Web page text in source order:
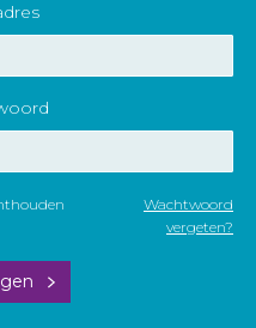
Wachtwoord
vergeten?